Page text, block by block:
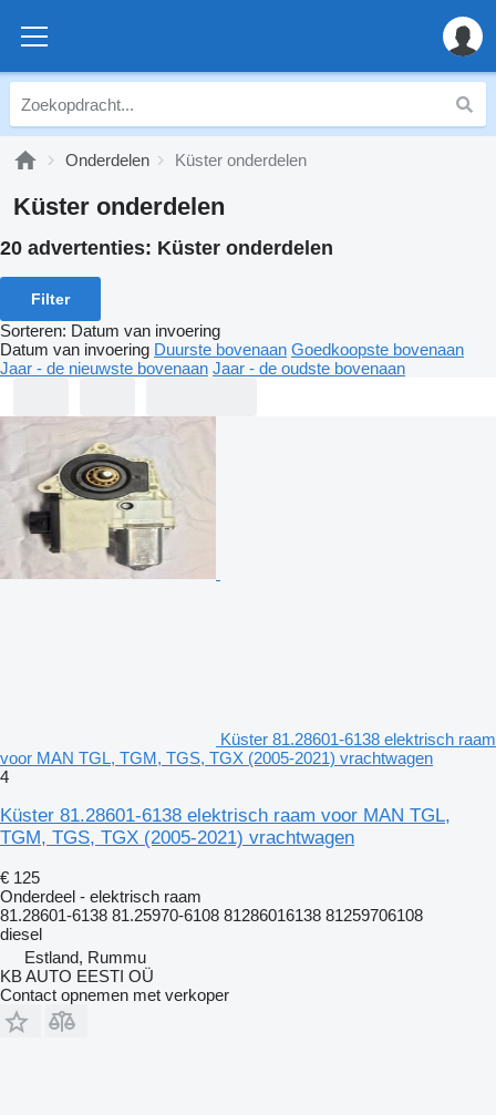
Onderdelen Küster onderdelen
Küster onderdelen
20 advertenties: Küster onderdelen
Filter
Sorteren: Datum van invoering
Datum van invoering Duurste bovenaan Goedkoopste bovenaan
Jaar - de nieuwste bovenaan Jaar - de oudste bovenaan
Küster 81.28601-6138 elektrisch raam
voor MAN TGL, TGM, TGS, TGX (2005-2021) vrachtwagen
4
Küster 81.28601-6138 elektrisch raam voor MAN TGL,
TGM, TGS, TGX (2005-2021) vrachtwagen
€ 125
Onderdeel - elektrisch raam
81.28601-6138 81.25970-6108 81286016138 81259706108
diesel
Estland, Rummu
KB AUTO EESTI OÜ
Contact opnemen met verkoper